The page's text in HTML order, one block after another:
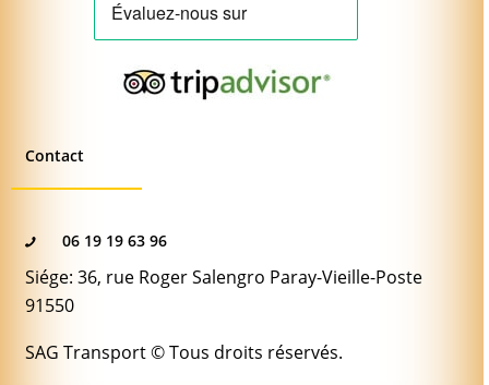
Contact
06 19 19 63 96
Siége: 36, rue Roger Salengro Paray-Vieille-Poste
91550
SAG Transport © Tous droits réservés.